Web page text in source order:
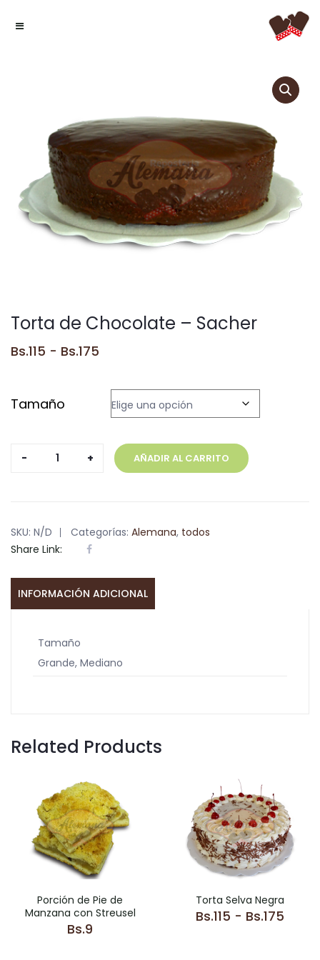
Torta de Chocolate – Sacher
Bs.115 - Bs.175
precios:
desde
hasta
Bs.175
Tamaño
Torta
cantidad
AÑADIR AL CARRITO
SKU: N/D Categorías: Alemana, todos
Share Link:
INFORMACIÓN ADICIONAL
Tamaño
Grande, Mediano
Related Products
Porción de Pie de
Manzana con Streusel
Bs.9
Torta Selva Negra
Bs.115 - Bs.175